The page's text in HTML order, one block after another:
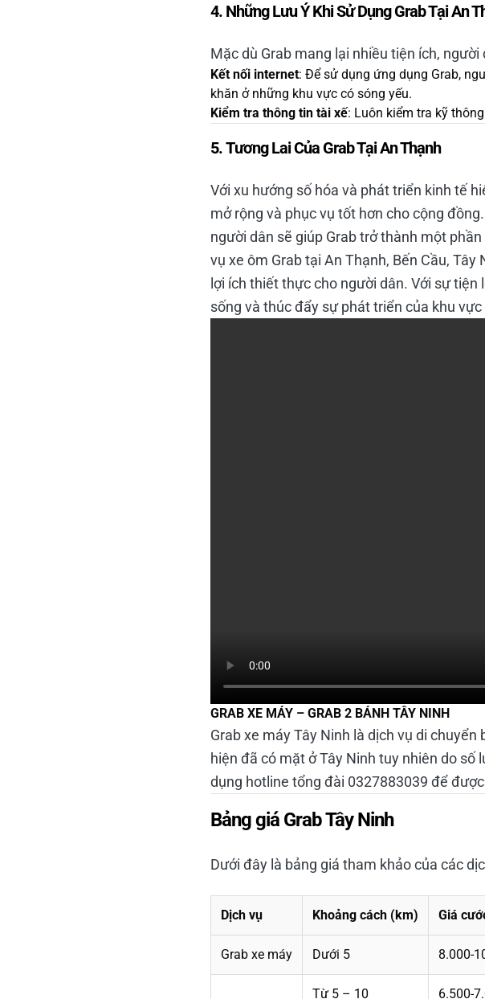
4. Những Lưu Ý Khi Sử Dụng Grab Tại An
Mặc dù Grab mang lại nhiều tiện ích,
Kết nối internet: Để sử dụng ứng dụng Grab,
khăn ở những khu vực có sóng yếu.
Kiểm tra thông tin tài xế: Luôn kiểm tra kỹ
5.Tương Lai Của Grab Tại An Thạnh
Với xu hướng số hóa và phát triển kinh tế
mở rộng và phục vụ tốt hơn cho cộng
người dân sẽ giúp Grab trở thành một
vụ xe ôm Grab tại An Thạnh, Bến Cầu,
lợi ích thiết thực cho người dân. Với sự
sống và thúc đẩy sự phát triển của khu vực
GRAB XE MÁY – GRAB 2 BÁNH TÂY NINH
Grab xe máy Tây Ninh là dịch vụ di
hiện đã có mặt ở Tây Ninh tuy nhiên do
dụng hotline tổng đài 0327883039 để
Bảng giá Grab Tây Ninh
Dưới đây là bảng giá tham khảo của các
Dịch vụ Khoảng cách (km) Giá
Grab xe máy Dưới 5 8.000-
Từ 5 – 10 6.500-